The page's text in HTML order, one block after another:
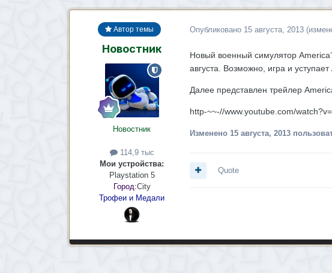
Автор темы
Новостник
Новостник
114,9 тыс
Мои устройства:
Playstation 5
Город:City
Трофеи и Медали
Опубликовано 15 августа, 2013
Новый военный симулятор
августа. Возможно, игра и
Далее представлен трейлер
http-~~-//www.youtube.com/
Изменено 15 августа, 2013
Quote